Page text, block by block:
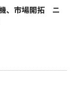
、市場開拓 ニ